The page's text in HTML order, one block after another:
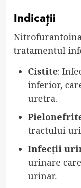
Indicații
tratamentul
Cistite:
inferior,
uretra.
tractului
Infecții
urinare
urinar.